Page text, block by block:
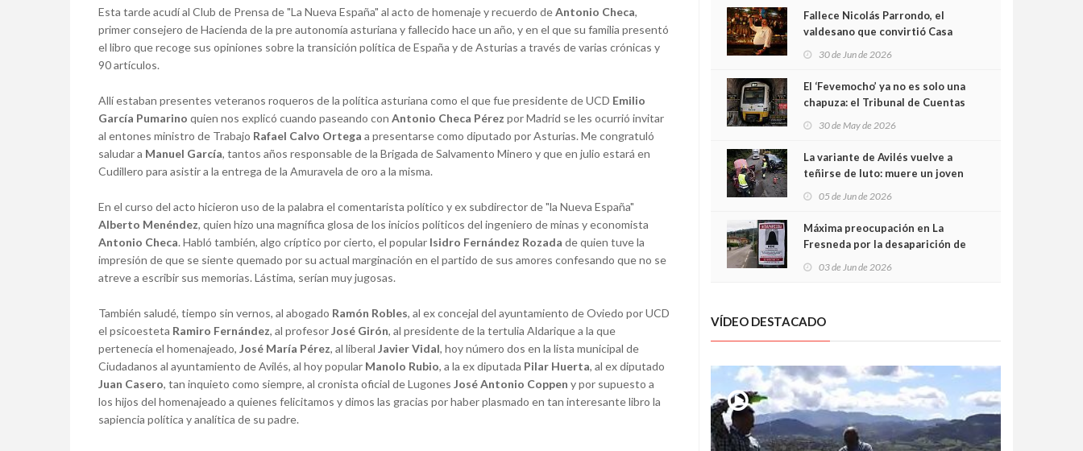
Esta tarde acudí al Club de Prensa de "La Nueva España" al acto de homenaje y recuerdo deAntonio Checa,
primer consejero de Hacienda de la pre autonomía asturiana y fallecido hace un año, y en el que su familia presentó
el libro que recoge sus opiniones sobre la transición política de España y de Asturias a través de varias crónicas y
90 artículos.
Allí estaban presentes veteranos roqueros de la política asturiana como el que fue presidente de UCD Emilio
García Pumarino quien nos explicó cuando paseando con Antonio Checa Pérez por Madrid se les ocurrió invitar
al entones ministro de Trabajo Rafael Calvo Ortega a presentarse como diputado por Asturias. Me congratuló
saludar a Manuel García, tantos años responsable de la Brigada de Salvamento Minero y que en julio estará en
Cudillero para asistir a la entrega de la Amuravela de oro a la misma.
En el curso del acto hicieron uso de la palabra el comentarista político y ex subdirector de "la Nueva España"
Alberto Menéndez, quien hizo una magnífica glosa de los inicios políticos del ingeniero de minas y economista
Antonio Checa. Habló también, algo críptico por cierto, el popular Isidro Fernández Rozada de quien tuve la
impresión de que se siente quemado por su actual marginación en el partido de sus amores confesando que no se
atreve a escribir sus memorias. Lástima, serían muy jugosas.
También saludé, tiempo sin vernos, al abogado Ramón Robles, al ex concejal del ayuntamiento de Oviedo por UCD
el psicoesteta Ramiro Fernández, al profesorJosé Girón, al presidente de la tertulia Aldarique a la que
pertenecía el homenajeado, José María Pérez, al liberal Javier Vidal, hoy número dos en la lista municipal de
Ciudadanos al ayuntamiento de Avilés, al hoy popular Manolo Rubio, a la ex diputada Pilar Huerta, al ex diputado
Juan Casero, tan inquieto como siempre, al cronista oficial de Lugones José Antonio Coppen y por supuesto a
los hijos del homenajeado a quienes felicitamos y dimos las gracias por haber plasmado en tan interesante libro la
sapiencia política y analítica de su padre.
minutos
Fallece Nicolás Parrondo, el
valdesano que convirtió Casa
30 de Jun de 2026
El ‘Fevemocho’ ya no es solo una
chapuza: el Tribunal de Cuentas
sobrecoste de los trenes que no
cabían por los túneles
30 de May de 2026
La variante de Avilés vuelve a
teñirse de luto: muere un joven
05 de Jun de 2026
Máxima preocupación en La
Fresneda por la desaparición de
03 de Jun de 2026
VÍDEO DESTACADO